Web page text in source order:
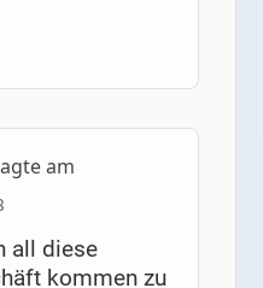
am
all diese
kommen zu